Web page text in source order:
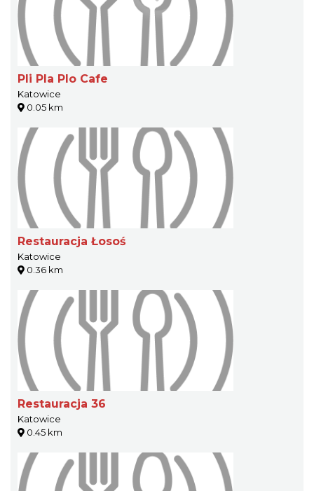
Pli Pla Plo Cafe
Katowice
0.05 km
Restauracja Łosoś
Katowice
0.36 km
Restauracja 36
Katowice
0.45 km